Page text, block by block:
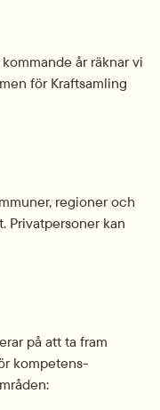
år räknar vi
för Kraftsamling
regioner och
Privatpersoner kan
på att ta fram
kompetens­